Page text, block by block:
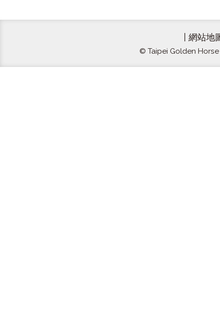
網站地
© Taipei Golden